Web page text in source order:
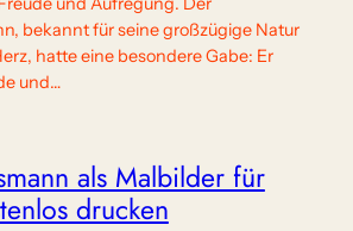
bekannt für seine großzügige Natur
hatte eine besondere Gabe: Er
und…
als Malbilder für
drucken